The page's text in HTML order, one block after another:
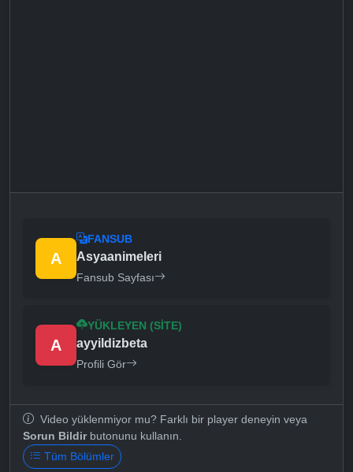
A
FANSUB
Asyaanimeleri
Fansub Sayfası
A
YÜKLEYEN (SITE)
ayyildizbeta
Profili Gör
Video yüklenmiyor mu? Farklı bir player deneyin veya
Sorun Bildirbutonunu kullanın.
Tüm Bölümler